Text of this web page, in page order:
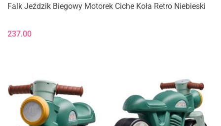
Falk Jeździk Biegowy Motorek Ciche Koła Retro Niebieski
237.00